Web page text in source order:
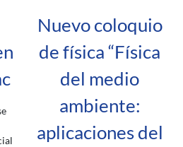
Nuevo coloquio
de física “Física
del medio
ambiente:
aplicaciones del